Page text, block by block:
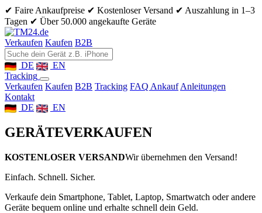
✔ Faire Ankaufpreise ✔ Kostenloser Versand ✔ Auszahlung in 1–3
Tagen ✔ Über 50.000 angekaufte Geräte
Verkaufen Kaufen B2B
DE
EN
Tracking
Verkaufen Kaufen B2B Tracking FAQ Ankauf Anleitungen
Kontakt
DE
EN
GERÄTEVERKAUFEN
KOSTENLOSER VERSANDWir übernehmen den Versand!
Einfach. Schnell. Sicher.
Verkaufe dein Smartphone, Tablet, Laptop, Smartwatch oder andere
Geräte bequem online und erhalte schnell dein Geld.